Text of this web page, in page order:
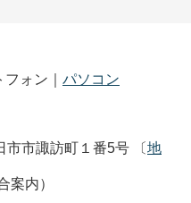
ォン｜ パソコン
市市諏訪町１番5号 〔地
案内）